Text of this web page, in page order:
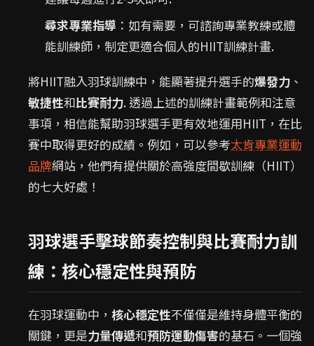
尋求專業指導 ：如有需要，可諮詢專業教練或體
能訓練師，制定更適合個人的HIIT訓練計畫.
將HIIT融入羽球訓練中，能顯著提升選手的爆發力 、
敏捷性和比賽耐力. 透過上述的訓練計畫範例和注意
事項，相信能幫助羽球選手更有效地運用HIIT，在比
賽中取得更好的成績。例如，可以參考太肯專業運動
品牌網站，他們有提供關於高強度間歇訓練（HIIT）
的七大好處！
羽球選手擊球節奏控制與比賽耐力訓
練：核心穩定性與預防
在羽球運動中， 核心穩定性不僅僅是維持身體平衡的
關鍵，更是力量傳遞和預防運動傷害的基石。一個強